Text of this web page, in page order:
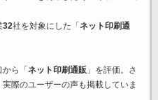
32社を対象にした「 ネット印刷通
ら「 ネット印刷通販 」を評価。さ
際のユーザーの声も掲載していま